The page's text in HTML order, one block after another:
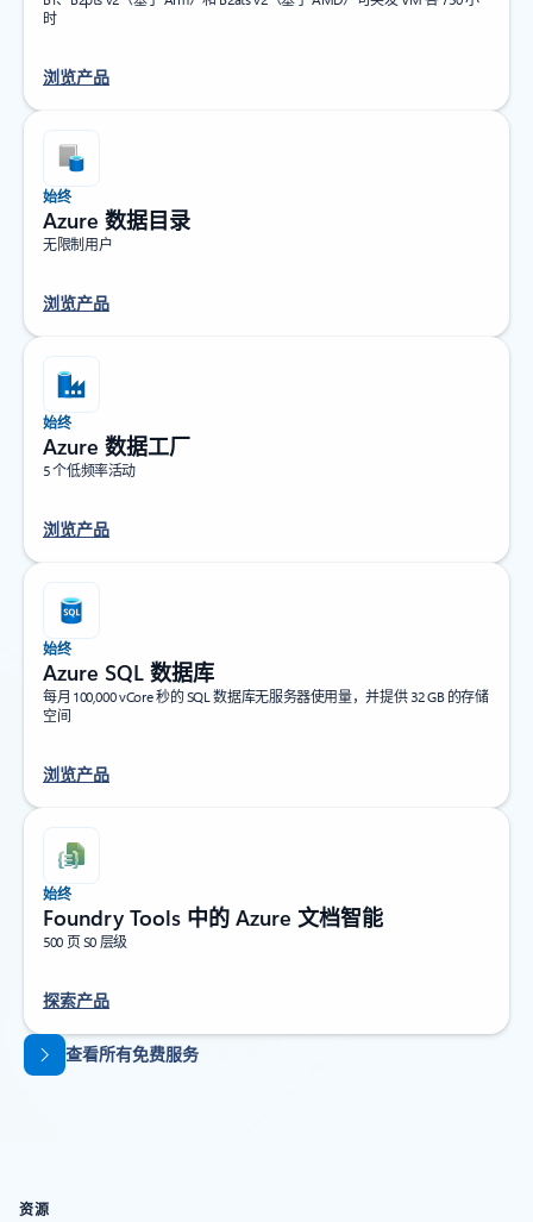
时
浏览产品
始终
Azure 数据目录
无限制用户
浏览产品
始终
Azure 数据工厂
5 个低频率活动
浏览产品
始终
Azure SQL 数据库
每月 100,000 vCore 秒的 SQL 数据库无服务器使用量，并提供 32 GB 的存储
空间
浏览产品
始终
Foundry Tools 中的 Azure 文档智能
500 页 S0 层级
探索产品
返回标签页查看所有免费服务
资源